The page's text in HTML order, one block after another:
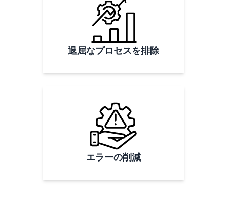
退屈なプロセスを排除
エラーの削減